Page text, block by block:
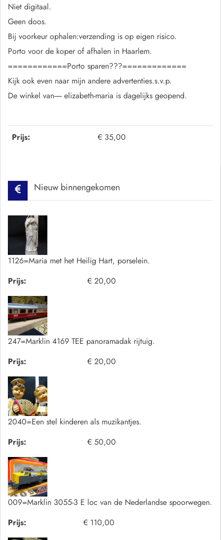
Prijs: € 35,00
Niet digitaal.
Geen doos.
Bij voorkeur ophalen:verzending is op eigen risico.
Porto voor de koper of afhalen in Haarlem.
============Porto sparen???=============
Kijk ook even naar mijn andere advertenties.s.v.p.
De winkel van----- elizabeth-maria is dagelijks geopend.
Nieuw binnengekomen
1126=Maria met het Heilig Hart, porselein.
Prijs:
€ 20,00
247=Marklin 4169 TEE panoramadak rijtuig.
Prijs:
€ 20,00
2040=Een stel kinderen als muzikantjes.
Prijs:
€ 50,00
009=Marklin 3055-3 E loc van de Nederlandse spoorwegen.
Prijs:
€ 110,00